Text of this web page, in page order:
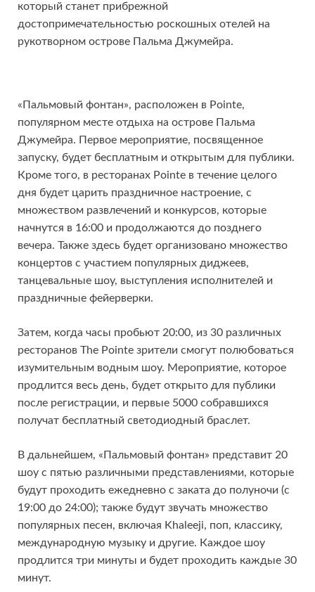
который станет прибрежной
достопримечательностью роскошных отелей на
рукотворном острове Пальма Джумейра.
«Пальмовый фонтан», расположен в Pointe,
популярном месте отдыха на острове Пальма
Джумейра. Первое мероприятие, посвященное
запуску, будет бесплатным и открытым для публики.
Кроме того, в ресторанах Pointe в течение целого
дня будет царить праздничное настроение, с
множеством развлечений и конкурсов, которые
начнутся в 16:00 и продолжаются до позднего
вечера. Также здесь будет организовано множество
концертов с участием популярных диджеев,
танцевальные шоу, выступления исполнителей и
праздничные фейерверки.
Затем, когда часы пробьют 20:00, из 30 различных
ресторанов The Pointe зрители смогут полюбоваться
изумительным водным шоу. Мероприятие, которое
продлится весь день, будет открыто для публики
после регистрации, и первые 5000 собравшихся
получат бесплатный светодиодный браслет.
В дальнейшем, «Пальмовый фонтан» представит 20
шоу с пятью различными представлениями, которые
будут проходить ежедневно с заката до полуночи (с
19:00 до 24:00); также будут звучать множество
популярных песен, включая Khaleeji, поп, классику,
международную музыку и другие. Каждое шоу
продлится три минуты и будет проходить каждые 30
минут.